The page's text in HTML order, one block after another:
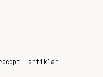
artiklar